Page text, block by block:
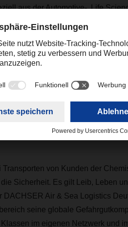
aus der Automotive-, Life
über See seit Jahren. Aber auch
und Transparenz beim
entsprechende Erfahrung
mit dem Verband der
Partnerschaft für
und Seefrachttransporte
global standardisierten
Lösungen. Die spezielle
Transporten von Kunden der
Sicherheit. Es gilt Leib, Leben
DACHSER Air & Sea Logistics
seine globale
im eigenen Netzwerk und